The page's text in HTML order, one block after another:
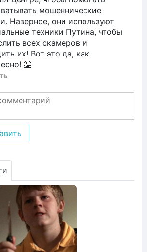
мошеннические
Наверное, они используют
техники Путина, чтобы
всех скамеров и
их! Вот это да, как
🤮